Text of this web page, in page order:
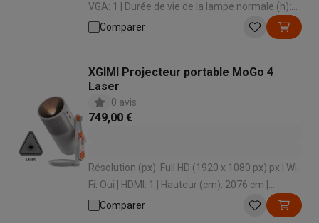
VGA: 1 | Durée de vie de la lampe normale (h):
6000 h | Luminosité (ANSI lumens): 3900 Lm
Comparer
XGIMI Projecteur portable MoGo 4
Laser
0 avis
749,00 €
Résolution (px): Full HD (1920 x 1080 px) px | Wi-
Fi: Oui | HDMI: 1 | Hauteur (cm): 2076 cm |
Profondeur (cm): 965 cm
Comparer